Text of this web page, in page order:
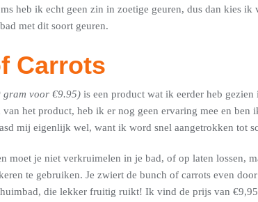
heb ik echt geen zin in zoetige geuren, dus dan kies ik
met dit soort geuren.
Carrots
gram voor €9.95) is een product wat ik eerder heb
het product, heb ik er nog geen ervaring mee en ben
mij eigenlijk wel, want ik word snel aangetrokken tot
moet je niet verkruimelen in je bad, of op laten lossen,
te gebruiken. Je zwiert de bunch of carrots even
die lekker fruitig ruikt! Ik vind de prijs van